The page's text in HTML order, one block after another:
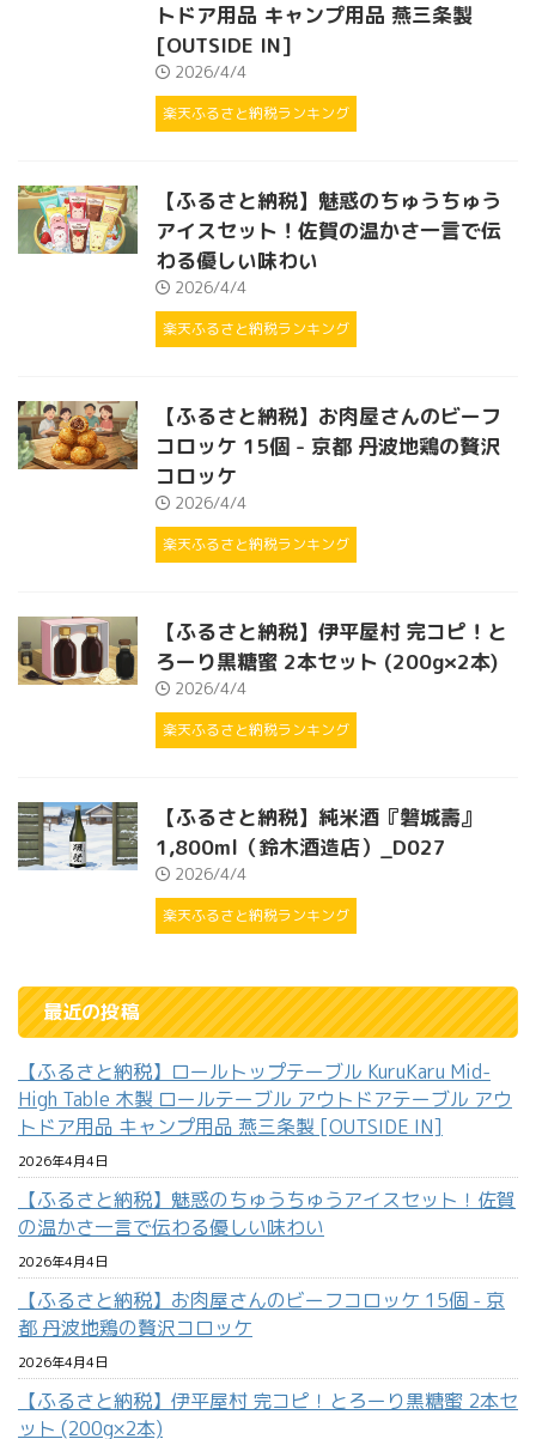
トドア用品 キャンプ用品 燕三条製
[OUTSIDE IN]
2026/4/4
楽天ふるさと納税ランキング
【ふるさと納税】魅惑のちゅうちゅう
アイスセット！佐賀の温かさ一言で伝
わる優しい味わい
2026/4/4
楽天ふるさと納税ランキング
【ふるさと納税】お肉屋さんのビーフ
コロッケ 15個 - 京都 丹波地鶏の贅沢
コロッケ
2026/4/4
楽天ふるさと納税ランキング
【ふるさと納税】伊平屋村 完コピ！と
ろーり黒糖蜜 2本セット (200g×2本)
2026/4/4
楽天ふるさと納税ランキング
【ふるさと納税】純米酒『磐城壽』
1,800ml（鈴木酒造店）_D027
2026/4/4
楽天ふるさと納税ランキング
最近の投稿
【ふるさと納税】ロールトップテーブル KuruKaru Mid-
High Table 木製 ロールテーブル アウトドアテーブル アウ
トドア用品 キャンプ用品 燕三条製 [OUTSIDE IN]
2026年4月4日
【ふるさと納税】魅惑のちゅうちゅうアイスセット！佐賀
の温かさ一言で伝わる優しい味わい
2026年4月4日
【ふるさと納税】お肉屋さんのビーフコロッケ 15個 - 京
都 丹波地鶏の贅沢コロッケ
2026年4月4日
【ふるさと納税】伊平屋村 完コピ！とろーり黒糖蜜 2本セ
ット (200g×2本)